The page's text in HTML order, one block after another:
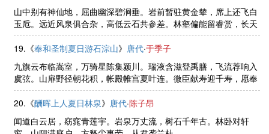
山中别有神仙地，屈曲幽深碧涧垂。岩前暂驻黄金辇，席上还飞白
玉卮。远近风泉俱合杂，高低云石共参差。林壑偏能留睿赏，长天
莫遽下丹曦。
19.《奉和圣制夏日游石淙山》 唐代·于季子
九旗云布临嵩室，万骑星陈集颍川。瑞液含滋登禹膳，飞流荐响入
虞弦。山扉野径朝花积，帐殿帷宫夏叶连。微臣献寿迎千寿，愿奉
尧年倚万年。
20.《酬晖上人夏日林泉》 唐代·陈子昂
闻道白云居，窈窕青莲宇。岩泉万丈流，树石千年古。林卧对轩